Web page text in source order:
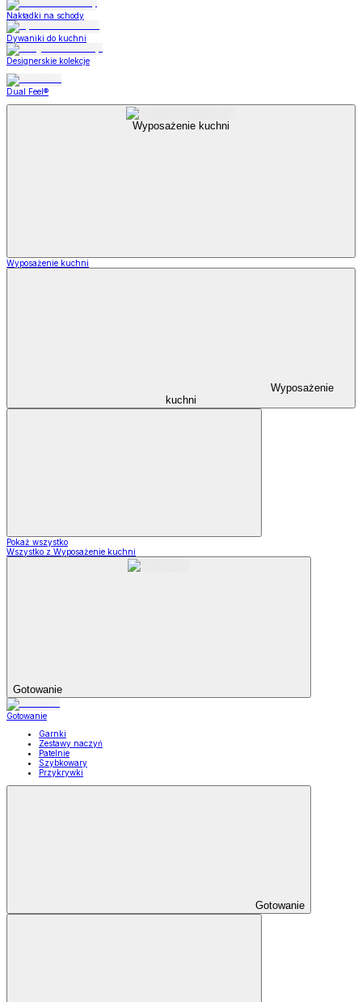
Nakładki na schody
Dywaniki do kuchni
Designerskie kolekcje
Dual Feel®
Wyposażenie kuchni
Wyposażenie kuchni
Wyposażenie
kuchni
Pokaż wszystko
Wszystko z Wyposażenie kuchni
Gotowanie
Gotowanie
Garnki
Zestawy naczyń
Patelnie
Szybkowary
Przykrywki
Gotowanie